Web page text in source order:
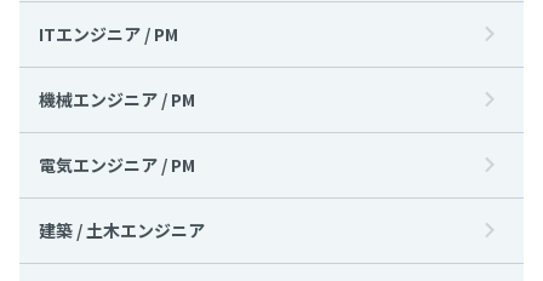
ITエンジニア / PM
機械エンジニア / PM
電気エンジニア / PM
建築 / 土木エンジニア